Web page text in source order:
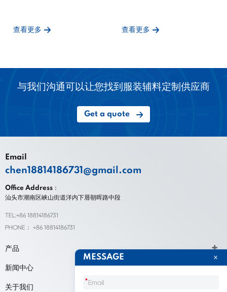
查看更多 查看更多
与我们沟通可以让您找到服装辅料定制供应商
Get a quote
Email
chen18814186731@gmail.com
Office Address：
汕头市潮南区峡山街道洋内下厝朝晖路中段
TEL:+86 18814186731
PHONE： +86 18814186731
产品
新闻中心
关于我们
MESSAGE
*